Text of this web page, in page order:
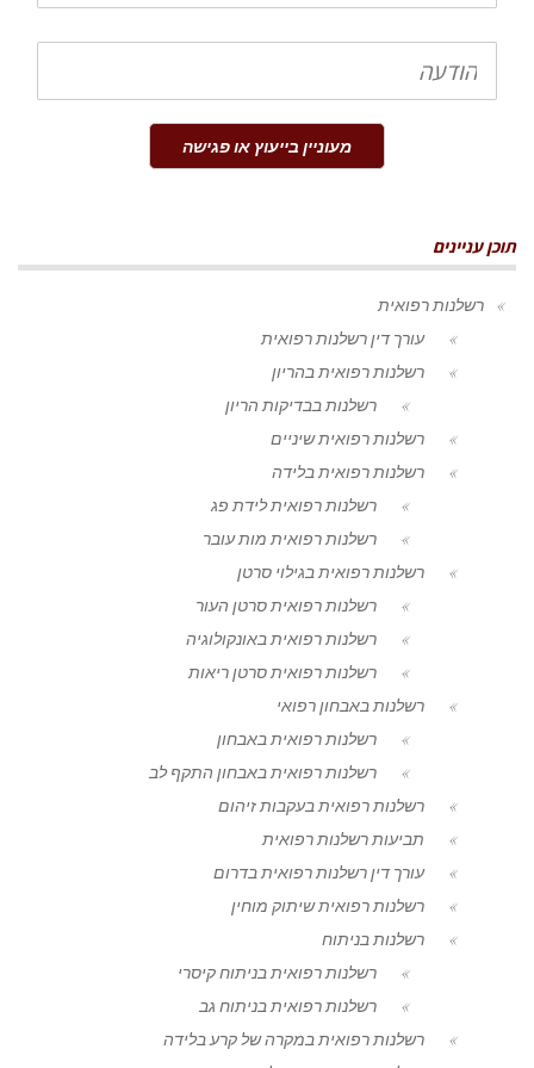
הודעה
מעוניין בייעוץ או פגישה
תוכן עניינים
רשלנות רפואית
עורך דין רשלנות רפואית
רשלנות רפואית בהריון
רשלנות בבדיקות הריון
רשלנות רפואית שיניים
רשלנות רפואית בלידה
רשלנות רפואית לידת פג
רשלנות רפואית מות עובר
רשלנות רפואית בגילוי סרטן
רשלנות רפואית סרטן העור
רשלנות רפואית באונקולוגיה
רשלנות רפואית סרטן ריאות
רשלנות באבחון רפואי
רשלנות רפואית באבחון
רשלנות רפואית באבחון התקף לב
רשלנות רפואית בעקבות זיהום
תביעות רשלנות רפואית
עורך דין רשלנות רפואית בדרום
רשלנות רפואית שיתוק מוחין
רשלנות בניתוח
רשלנות רפואית בניתוח קיסרי
רשלנות רפואית בניתוח גב
רשלנות רפואית במקרה של קרע בלידה